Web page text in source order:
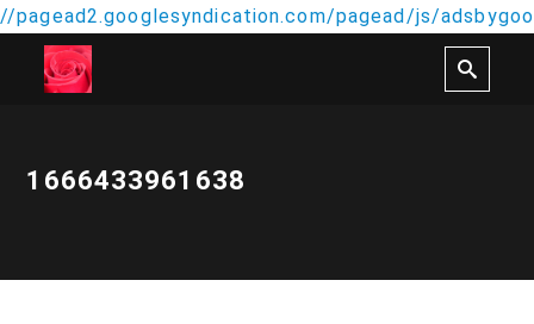
//pagead2.googlesyndication.com/pagead/js/
1666433961638